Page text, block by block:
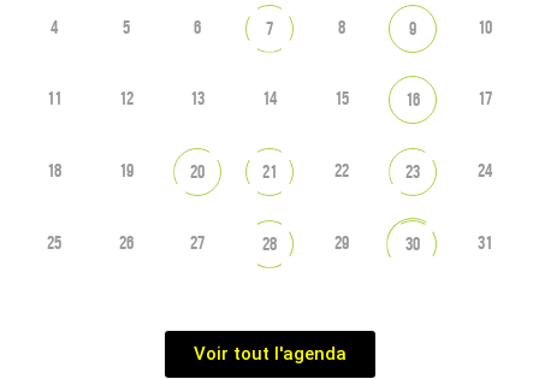
4 5 6 7 8 9 10
11 12 13 14 15 16 17
18 19 20 21 22 23 24
25 26 27 28 29 30 31
Voir tout l'agenda